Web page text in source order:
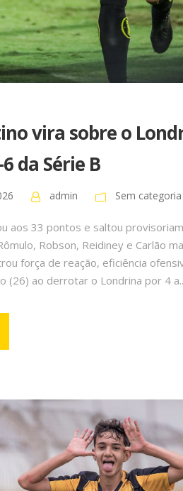
vira sobre o
da Série B
admin Sem categoria
aos 33 pontos e saltou
Robson, Reidiney e Carlão
força de reação, eficiência
(26) ao derrotar o Londrina por 4